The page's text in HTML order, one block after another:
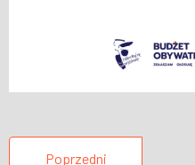
Poprzedni